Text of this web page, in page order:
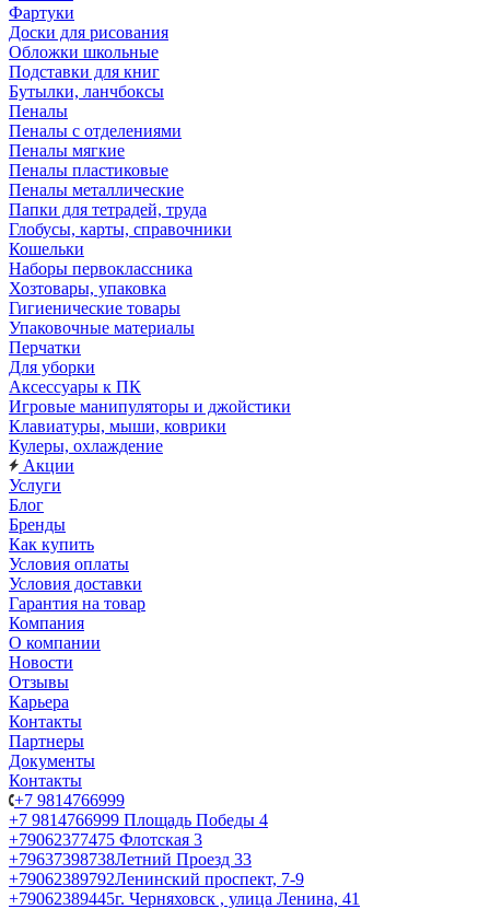
Фартуки
Доски для рисования
Обложки школьные
Подставки для книг
Бутылки, ланчбоксы
Пеналы
Пеналы с отделениями
Пеналы мягкие
Пеналы пластиковые
Пеналы металлические
Папки для тетрадей, труда
Глобусы, карты, справочники
Кошельки
Наборы первоклассника
Хозтовары, упаковка
Гигиенические товары
Упаковочные материалы
Перчатки
Для уборки
Аксессуары к ПК
Игровые манипуляторы и джойстики
Клавиатуры, мыши, коврики
Кулеры, охлаждение
Акции
Услуги
Блог
Бренды
Как купить
Условия оплаты
Условия доставки
Гарантия на товар
Компания
О компании
Новости
Отзывы
Карьера
Контакты
Партнеры
Документы
Контакты
+7 9814766999
+7 9814766999 Площадь Победы 4
+79062377475 Флотская 3
+79637398738Летний Проезд 33
+79062389792Ленинский проспект, 7-9
+79062389445г. Черняховск , улица Ленина, 41